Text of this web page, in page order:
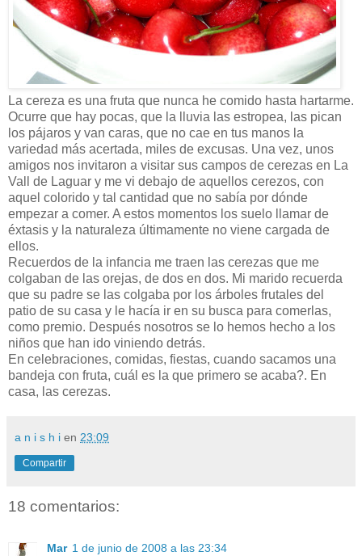
La cereza es una fruta que nunca he comido hasta hartarme.
Ocurre que hay pocas, que la lluvia las estropea, las pican
los pájaros y van caras, que no cae en tus manos la
variedad más acertada, miles de excusas. Una vez, unos
amigos nos invitaron a visitar sus campos de cerezas en La
Vall de Laguar y me vi debajo de aquellos cerezos, con
aquel colorido y tal cantidad que no sabía por dónde
empezar a comer. A estos momentos los suelo llamar de
éxtasis y la naturaleza últimamente no viene cargada de
ellos.
Recuerdos de la infancia me traen las cerezas que me
colgaban de las orejas, de dos en dos. Mi marido recuerda
que su padre se las colgaba por los árboles frutales del
patio de su casa y le hacía ir en su busca para comerlas,
como premio. Después nosotros se lo hemos hecho a los
niños que han ido viniendo detrás.
En celebraciones, comidas, fiestas, cuando sacamos una
bandeja con fruta, cuál es la que primero se acaba?. En
casa, las cerezas.
a n i s h i en 23:09
Compartir
18 comentarios:
Mar 1 de junio de 2008 a las 23:34